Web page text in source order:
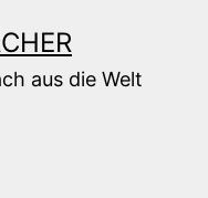
aus die Welt